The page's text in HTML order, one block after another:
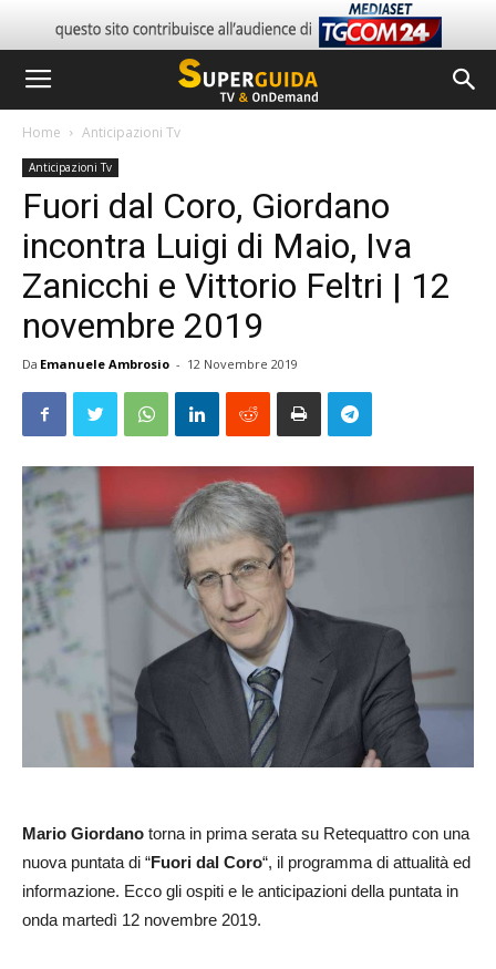
Home Anticipazioni Tv
Anticipazioni Tv
Fuori dal Coro, Giordano
incontra Luigi di Maio, Iva
Zanicchi e Vittorio Feltri | 12
novembre 2019
Da Emanuele Ambrosio - 12 Novembre 2019
Mario Giordano torna in prima serata su Retequattro con una
nuova puntata di “Fuori dal Coro“, il programma di attualità ed
informazione. Ecco gli ospiti e le anticipazioni della puntata in
onda martedì 12 novembre 2019.